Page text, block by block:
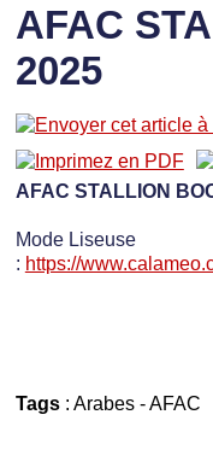
AFAC
2025
AFAC STALLION
Mode Liseuse
: https://
Tags: Arabes-AFAC